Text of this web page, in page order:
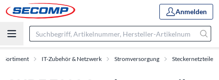
Anmelden
Sortiment IT-Zubehör & Netzwerk Stromversorgung Steckernetzteile